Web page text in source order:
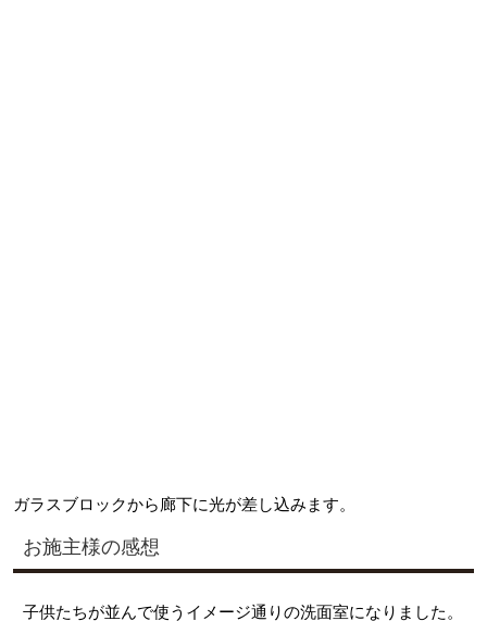
ガラスブロックから廊下に光が差し込みます。
お施主様の感想
子供たちが並んで使うイメージ通りの洗面室になりました。